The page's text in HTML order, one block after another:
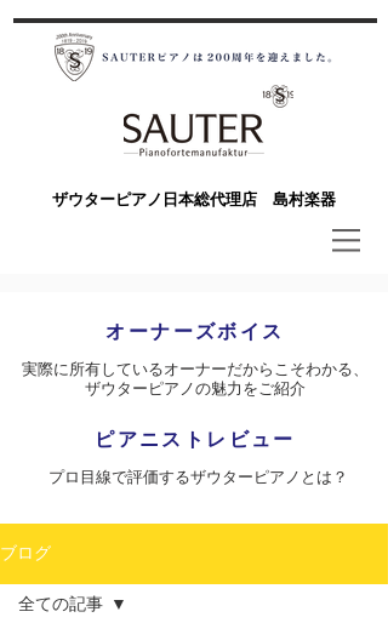
​ザウターピアノ日本総代理店 島村楽器
オーナーズボイス
実際に所有しているオーナーだからこそわかる、
ザウターピアノの魅力をご紹介
ピアニストレビュー
​プロ目線で評価するザウターピアノとは？
ブログ
全ての記事